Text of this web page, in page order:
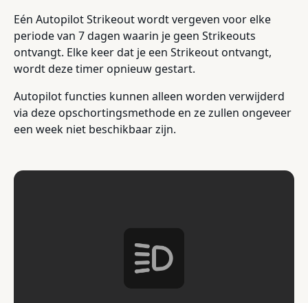
Eén Autopilot Strikeout wordt vergeven voor elke
periode van 7 dagen waarin je geen Strikeouts
ontvangt. Elke keer dat je een Strikeout ontvangt,
wordt deze timer opnieuw gestart.
Autopilot functies kunnen alleen worden verwijderd
via deze opschortingsmethode en ze zullen ongeveer
een week niet beschikbaar zijn.